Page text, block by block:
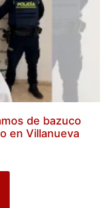
de bazuco
en Villanueva